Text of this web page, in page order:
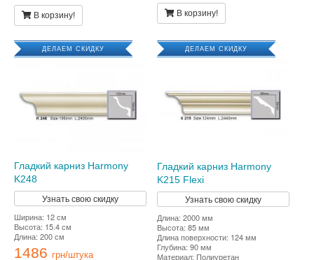
В корзину! В корзину!
ДЕЛАЕМ СКИДКУ
Гладкий карниз Harmony
K248
Узнать свою скидку
Ширина: 12 см
Высота: 15.4 см
Длина: 200 см
1486 грн/штука
ДЕЛАЕМ СКИДКУ
Гладкий карниз Harmony
K215 Flexi
Узнать свою скидку
Длина: 2000 мм
Высота: 85 мм
Длина поверхности: 124 мм
Глубина: 90 мм
Материал: Полиуретан